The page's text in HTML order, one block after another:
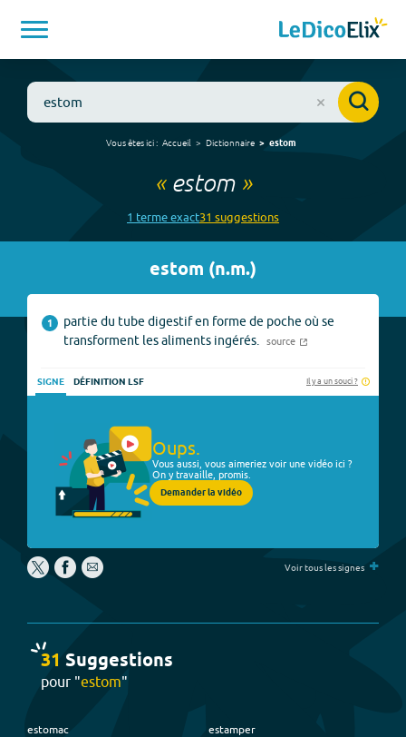
Vous êtes ici : Accueil Dictionnaire estom
« estom»
1 termeexact31 suggestions
estom (n.m.)
1
partie du tube digestif en forme de poche où se
transforment les aliments ingérés.
source
SIGNE DÉFINITION LSF Il y a un souci ?
Oups.
Vous aussi, vous aimeriez voir une vidéo ici ?
On y travaille, promis.
Demander la vidéo
Voir tous les signes +
31 Suggestions
pour "estom"
estomac
estamper